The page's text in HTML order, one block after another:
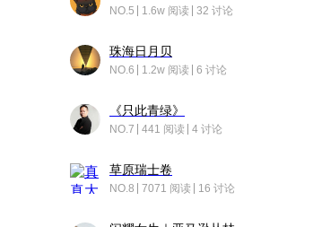
NO.5 1.6w 阅读 32 讨论
珠海日月贝
NO.6 1.2w 阅读 6 讨论
《只此青绿》
NO.7 441 阅读 4 讨论
草原瑞士卷
NO.8 7071 阅读 16 讨论